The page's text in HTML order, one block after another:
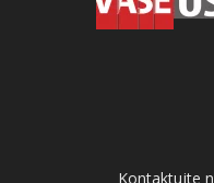
Kontaktujte